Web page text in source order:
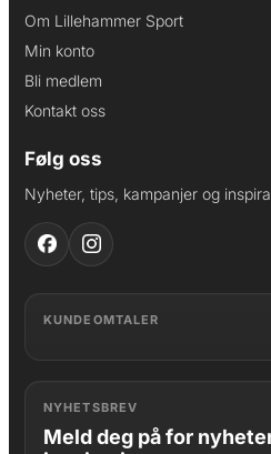
Om Lillehammer Sport
Min konto
Bli medlem
Kontakt oss
Følg oss
Nyheter, tips, kampanjer og
KUNDEOMTALER
NYHETSBREV
Meld deg på for